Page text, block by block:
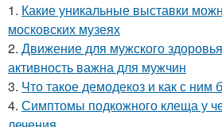
1. Какие уникальные выставки
московских музеях
2. Движение для мужского
активность важна для мужчин
3. Что такое демодекоз и как с ним
4. Симптомы подкожного клеща у